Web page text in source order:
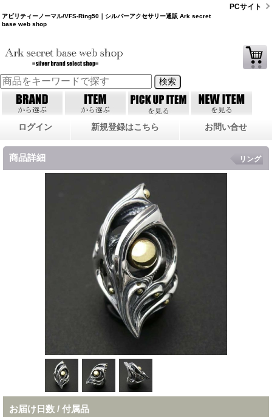
アビリティーノーマル/VFS-Ring50｜シルバーアクセサリー通販 Ark secret
base web shop
PCサイト
ログイン 新規登録はこちら お問い合せ
商品詳細 リング
お届け日数 / 付属品